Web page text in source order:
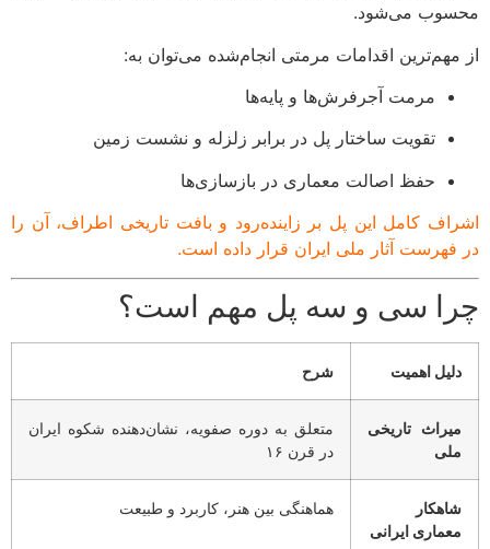
می‌شود.
اقدامات مرمتی انجام‌شده می‌توان به:
مرمت آجرفرش‌ها و پایه‌ها
تقویت ساختار پل در برابر زلزله و نشست زمین
حفظ اصالت معماری در بازسازی‌ها
کامل این پل بر زاینده‌رود و بافت تاریخی اطراف، آن را
آثار ملی ایران قرار داده است.
سی و سه پل مهم است؟
اهمیت
تاریخی
متعلق به دوره صفویه، نشان‌دهنده شکوه ایران
در قرن ۱۶
ایرانی
هماهنگی بین هنر، کاربرد و طبیعت